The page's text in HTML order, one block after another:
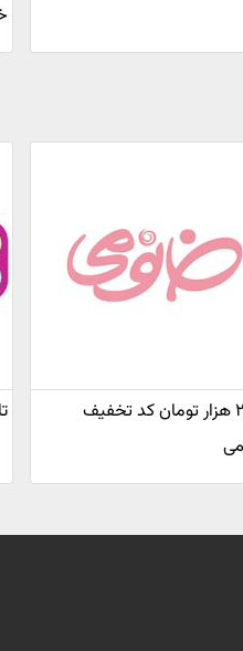
تا ۲۰۰ هزار تومان کد تخفیف
تا 60 درصد تخفیف روز پدر شاواز